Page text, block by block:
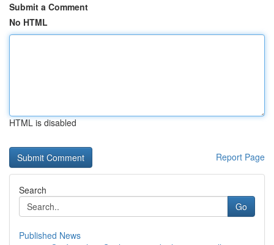
Submit a Comment
No HTML
HTML is disabled
Report Page
Search
Go
Published News